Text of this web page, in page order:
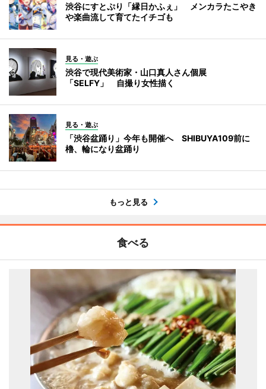
渋谷にすとぷり「縁日かふぇ」 メンカラたこやき
や楽曲流して育てたイチゴも
見る・遊ぶ
渋谷で現代美術家・山口真人さん個展
「SELFY」 自撮り女性描く
見る・遊ぶ
「渋谷盆踊り」今年も開催へ SHIBUYA109前に
櫓、輪になり盆踊り
もっと見る
食べる